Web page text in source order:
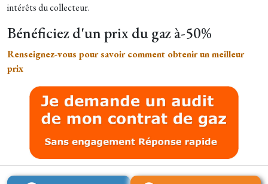
intérêts du collecteur.
Bénéficiez d'un prix du gaz à-50%
Renseignez-vous pour savoir comment obtenir un meilleur
prix